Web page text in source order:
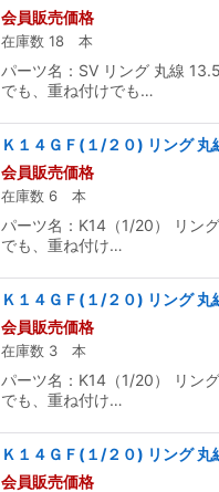
会員販売価格
在庫数 18 本
パーツ名：SV リング 丸線
でも、重ね付けでも…
Ｋ１４ＧＦ(１/２０) リング 丸
会員販売価格
在庫数 6 本
パーツ名：K14（1/20） リン
でも、重ね付け…
Ｋ１４ＧＦ(１/２０) リング 丸
会員販売価格
在庫数 3 本
パーツ名：K14（1/20） リン
でも、重ね付け…
Ｋ１４ＧＦ(１/２０) リング 丸
会員販売価格